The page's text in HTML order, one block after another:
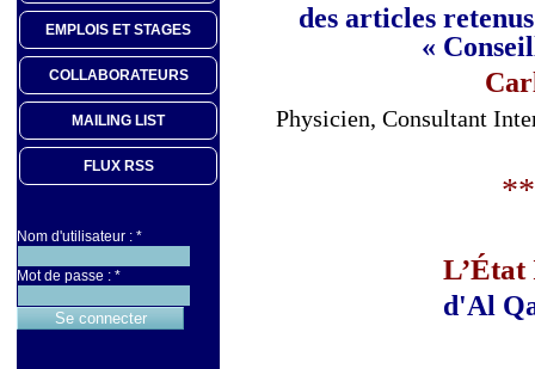
EMPLOIS ET STAGES
COLLABORATEURS
MAILING LIST
FLUX RSS
Nom d'utilisateur : *
Mot de passe : *
des articles
«
Physicien, Consultant
d'Al